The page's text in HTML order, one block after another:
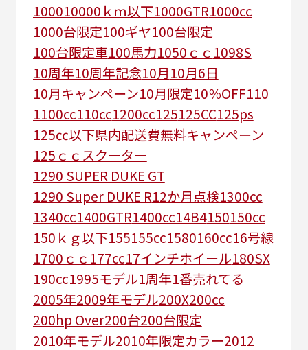
100010000ｋｍ以下1000GTR1000cc
1000台限定100ギヤ100台限定
100台限定車100馬力1050ｃｃ 1098S
10周年10周年記念10月10月6日
10月キャンペーン10月限定10％OFF110
1100cc110cc1200cc125125CC125ps
125㏄以下県内配送費無料キャンペーン
125ｃｃスクーター
1290 SUPER DUKE GT
1290 Super DUKE R12か月点検1300cc
1340cc1400GTR1400cc14B4150150cc
150ｋｇ以下155155cc1580160cc16号線
1700ｃｃ 177cc17インチホイール180SX
190cc1995モデル1周年1番売れてる
2005年2009年モデル200X200cc
200hp Over200台200台限定
2010年モデル2010年限定カラー2012